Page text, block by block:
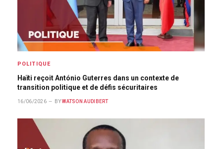
POLITIQUE
Haïti reçoit António Guterres dans un contexte de
transition politique et de défis sécuritaires
16/06/2026 BY WATSON AUDIBERT